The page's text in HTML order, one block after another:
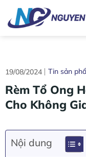
qua
19/08/2024 Tin sản
Rèm Tổ Ong
Cho Không
Nội dung